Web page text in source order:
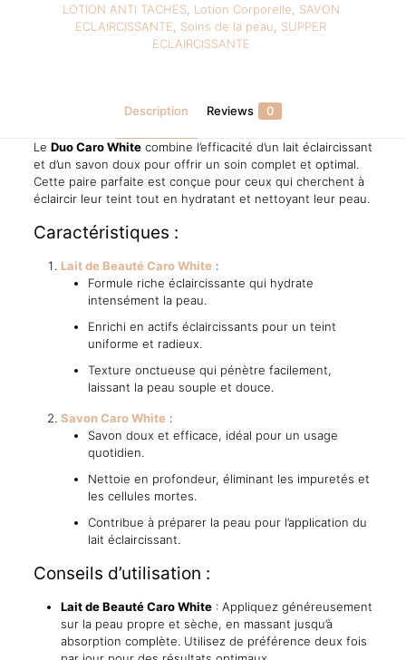
LOTION ANTI TACHES, Lotion Corporelle
SAVON
ECLAIRCISSANTE
Soins de la peau
SUPPER
ECLAIRCISSANTE
Description Reviews 0
Le Duo Caro Whitecombine l’efficacité d’un lait éclaircissant
et d’un savon doux pour offrir un soin complet et optimal.
Cette paire parfaite est conçue pour ceux qui cherchent à
éclaircir leur teint tout en hydratant et nettoyant leur peau.
Caractéristiques :
Lait de Beauté Caro White:
Formule riche éclaircissante qui hydrate
intensément la peau.
Enrichi en actifs éclaircissants pour un teint
uniforme et radieux.
Texture onctueuse qui pénètre facilement,
laissant la peau souple et douce.
Savon Caro White:
Savon doux et efficace, idéal pour un usage
quotidien.
Nettoie en profondeur, éliminant les impuretés et
les cellules mortes.
Contribue à préparer la peau pour l’application du
lait éclaircissant.
Conseils d’utilisation :
Lait de Beauté Caro White: Appliquez généreusement
sur la peau propre et sèche, en massant jusqu’à
absorption complète. Utilisez de préférence deux fois